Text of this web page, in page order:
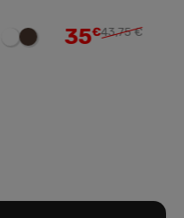
35€43,75 €